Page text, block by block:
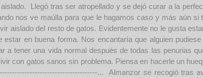
Llegó tras ser atropellado y se dejó curar a la
nos ve maúlla para que le hagamos caso y más aún
aislado del resto de gatos. Evidentemente no le gusta
en buena forma. Nos encantaría que alguien
tener una vida normal después de todas las penurias
con gatos sanos sin problema. Piensa en hacerle un
... Almanzor se recogió tras